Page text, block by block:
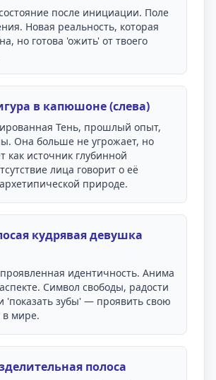
после инициации. Поле
Новая реальность, которая
но готова 'ожить' от твоего
в капюшоне (слева)
Тень, прошлый опыт,
Она больше не угрожает, но
как источник глубинной
лица говорит о её
природе.
кудрявая девушка
идентичность. Анима
Символ свободы, радости
'показать зубы' — проявить свою
в мире.
полоса